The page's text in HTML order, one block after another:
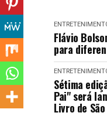
EXPEDIENTE
FINALIZAR
HOME
LANÇAMENTOS
Flávio
para
Sétima
Pai" será
Livro de